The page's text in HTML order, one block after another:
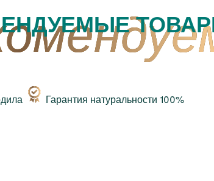
Гарантия натуральности 100%